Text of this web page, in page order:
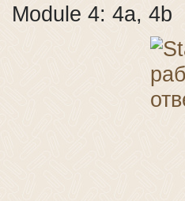
Module 4: 4a, 4b